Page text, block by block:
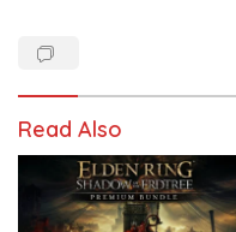
Read Also